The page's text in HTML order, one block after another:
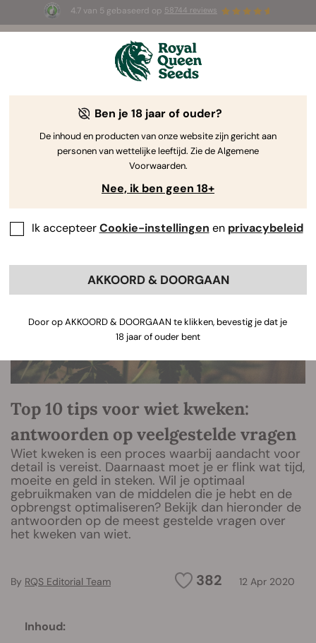
4.7 van 5 gebaseerd op 58744 reviews
☀️ Summer Sales: tot wel 50% korting
op geselecteerde producten! ⏤
The RQS Blog
Cannabis Lifestyle Blogs
Top 10 tips voor wiet kweken:
antwoorden op veelgestelde vragen
Wiet kweken is een proces waarbij aandacht voor
detail is vereist. Daarnaast moet je er flink wat tijd,
moeite en geld in steken. Wil je optimaal
gebruikmaken van de middelen die je hebt en de
opbrengst optimaliseren? Bekijk dan hieronder de
antwoorden op de meest gestelde vragen over
het kweken van wiet.
382 12 Apr 2020
By RQS Editorial Team
Inhoud:
Ben je 18 jaar of ouder?
De inhoud en producten van onze website zijn gericht aan
personen van wettelijke leeftijd. Zie de Algemene
Voorwaarden.
Nee, ik ben geen 18+
Ik accepteerCookie-instellingen en privacybeleid
AKKOORD & DOORGAAN
Door op AKKOORD & DOORGAAN te klikken, bevestig je dat je
18 jaar of ouder bent